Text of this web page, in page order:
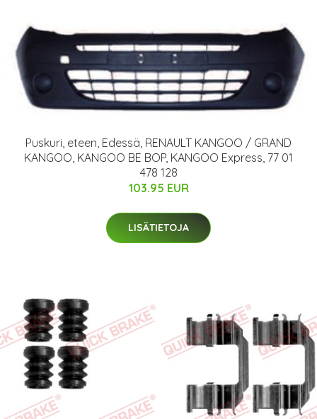
Puskuri, eteen, Edessä, RENAULT KANGOO / GRAND
KANGOO, KANGOO BE BOP, KANGOO Express, 77 01
478 128
103.95 EUR
LISÄTIETOJA